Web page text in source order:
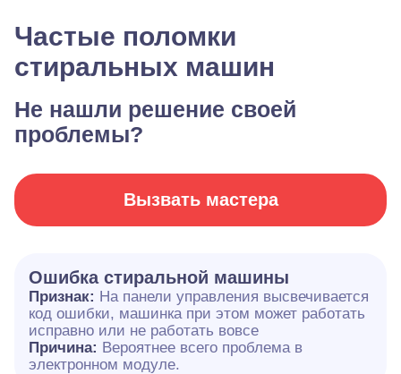
Частые поломки
стиральных машин
Не нашли решение своей
проблемы?
Вызвать мастера
Ошибка стиральной машины
Признак: На панели управления высвечивается
код ошибки, машинка при этом может работать
исправно или не работать вовсе
Причина: Вероятнее всего проблема в
электронном модуле.